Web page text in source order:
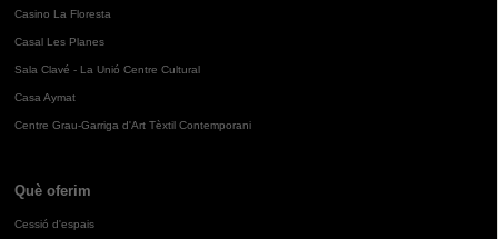
Casino La Floresta
Casal Les Planes
Sala Clavé - La Unió Centre Cultural
Casa Aymat
Centre Grau-Garriga d'Art Tèxtil Contemporani
Què oferim
Cessió d'espais